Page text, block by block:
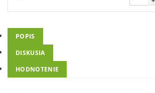
POPIS
DISKUSIA
HODNOTENIE